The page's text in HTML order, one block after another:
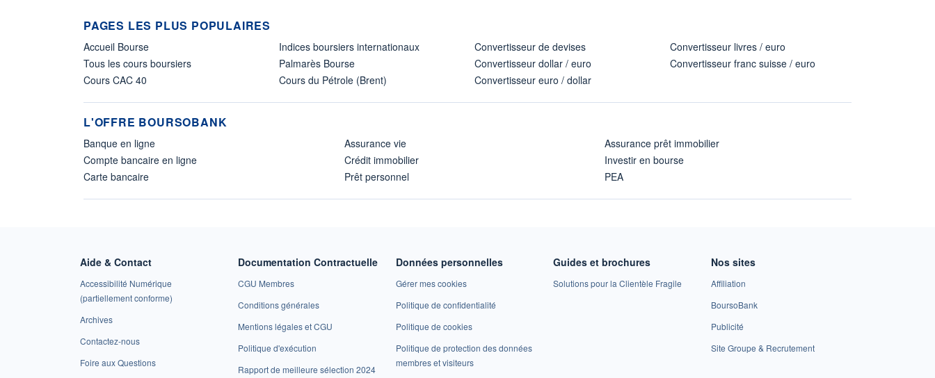
PAGES LES PLUS POPULAIRES
Accueil Bourse
Tous les cours boursiers
Cours CAC 40
Indices boursiers internationaux
Palmarès Bourse
Cours du Pétrole (Brent)
Convertisseur de devises
Convertisseur dollar / euro
Convertisseur euro / dollar
Convertisseur livres / euro
Convertisseur franc suisse / euro
L'OFFRE BOURSOBANK
Banque en ligne
Compte bancaire en ligne
Carte bancaire
Assurance vie
Crédit immobilier
Prêt personnel
Assurance prêt immobilier
Investir en bourse
PEA
Aide & Contact
Accessibilité Numérique
(partiellement conforme)
Archives
Contactez-nous
Foire aux Questions
Documentation Contractuelle
CGU Membres
Conditions générales
Mentions légales et CGU
Politique d'exécution
Rapport de meilleure sélection 2024
Données personnelles
Gérer mes cookies
Politique de confidentialité
Politique de cookies
Politique de protection des données
membres et visiteurs
Guides et brochures
Solutions pour la Clientèle Fragile
Nos sites
Affiliation
BoursoBank
Publicité
Site Groupe & Recrutement